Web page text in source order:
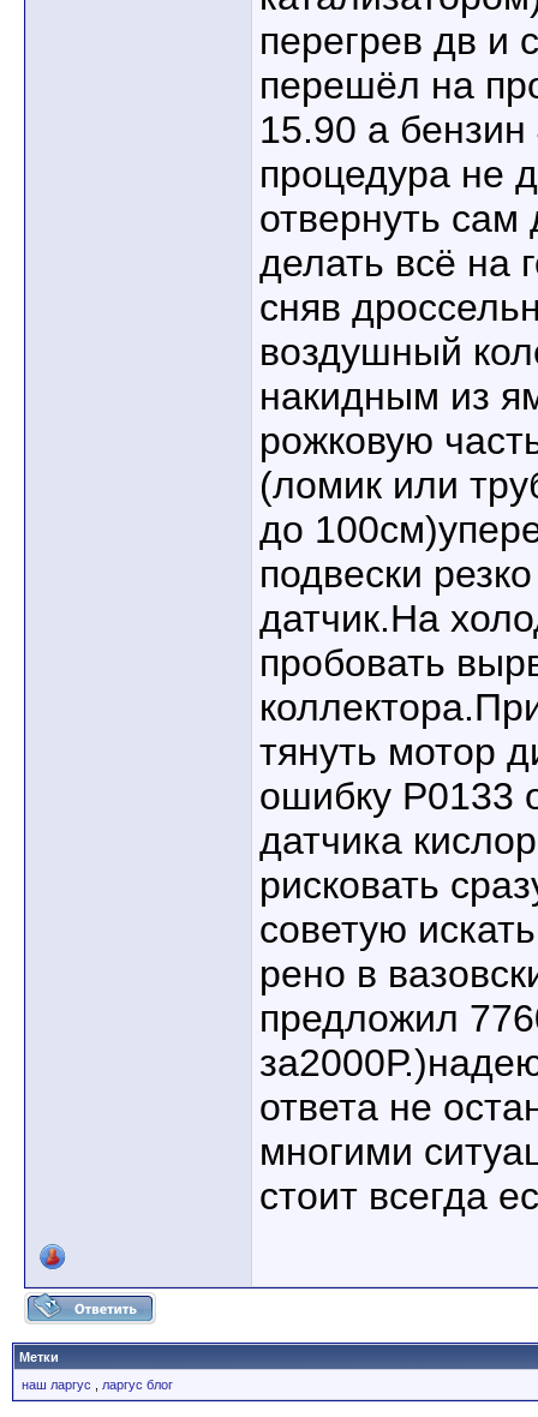
перегрев дв и
перешёл на
15.90 а
процедура не
отвернуть сам
делать всё на
сняв
воздушный
накидным из
рожковую
(ломик или
до
подвески
датчик.На
пробовать
тянуть мотор
ошибку Р0133
датчика
рисковать
советую
рено в
предложил
ответа не
многими
стоит всегда
Метки
наш ларгус
ларгус блог